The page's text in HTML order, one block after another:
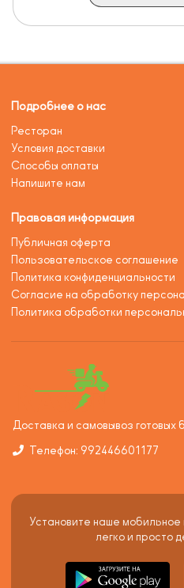
Подробнее о нас
Ресторан
Условия доставки
Способы оплаты
Напишите нам
Правовая информация
Публичная оферта
Пользовательское соглашение
Политика конфиденциальности
Согласие на обработку
Политика обработки
Доставка и самовывоз готовых
Телефон: 992446601177
Установите наше
легко и просто